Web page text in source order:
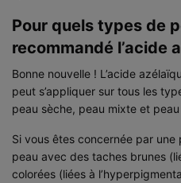
Pour quels types de
recommandé l’acide
Bonne nouvelle ! L’acide
peut s’appliquer sur tous les
peau sèche, peau mixte et
Si vous êtes concernée par
peau avec des taches brunes
colorées (liées à